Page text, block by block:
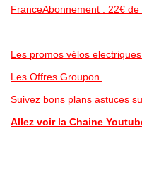
FranceAbonnement : 22€
Les promos vélos
Les Offres Groupon
Suivez bons plans astuces
Allez voir la Chaine